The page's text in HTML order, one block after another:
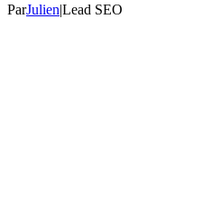
ParJulien|Lead SEO